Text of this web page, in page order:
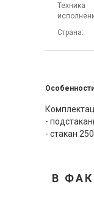
Техника
Страна
-
- стакан
В